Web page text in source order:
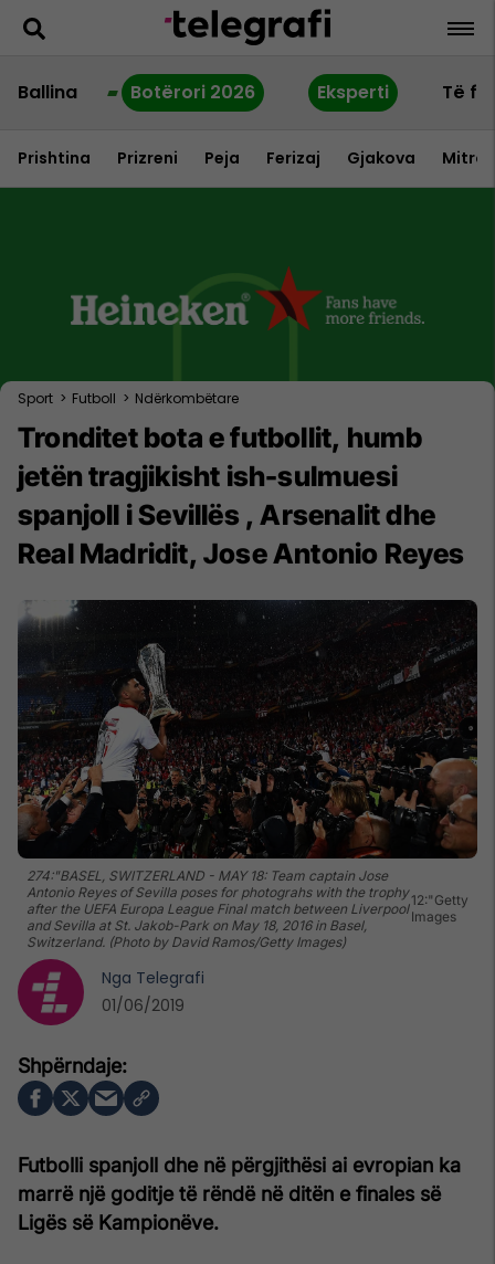
Ballina Botërori 2026 Eksperti Të
Prishtina Prizreni Peja Ferizaj Gjakova
Sport > Futboll > Ndërkombëtare
Tronditet bota e futbollit, humb
jetën tragjikisht ish-sulmuesi
spanjoll i Sevillës , Arsenalit dhe
Real Madridit, Jose Antonio Reyes
274:"BASEL, SWITZERLAND - MAY 18: Team captain Jose
Antonio Reyes of Sevilla poses for photograhs with the trophy
after the UEFA Europa League Final match between Liverpool
and Sevilla at St. Jakob-Park on May 18, 2016 in Basel,
Switzerland. (Photo by David Ramos/Getty Images)
12:"Getty
Images
Futbolli spanjoll dhe në përgjithësi ai evropian ka
marrë një goditje të rëndë në ditën e finales së
Ligës së Kampionëve.
Nga Telegrafi
01/06/2019